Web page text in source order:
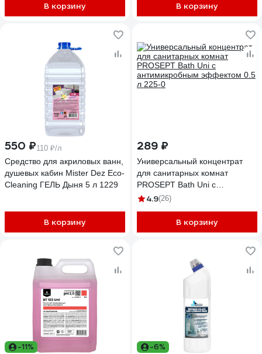
В корзину В корзину
550 ₽110 ₽/л
Средство для акриловых ванн,
душевых кабин Mister Dez Eco-
Cleaning ГЕЛЬ Дыня 5 л 1229
В корзину
289 ₽
Универсальный концентрат
для санитарных комнат
PROSEPT Bath Uni с
антимикробным эффектом 0.5
4.9(26)
В корзину
-11% -6%